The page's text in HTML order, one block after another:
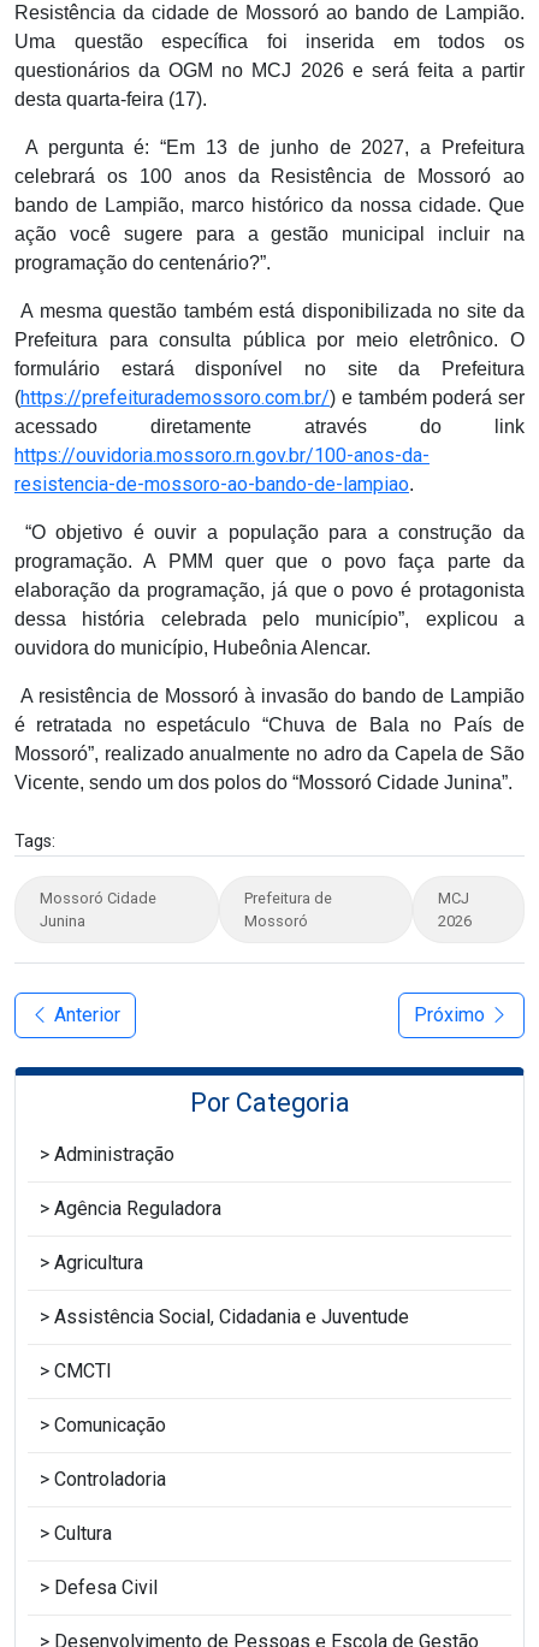
Resistência da cidade de Mossoró ao bando de Lampião.
Uma questão específica foi inserida em todos os
questionários da OGM no MCJ 2026 e será feita a partir
desta quarta-feira (17).
A pergunta é: “Em 13 de junho de 2027, a Prefeitura
celebrará os 100 anos da Resistência de Mossoró ao
bando de Lampião, marco histórico da nossa cidade. Que
ação você sugere para a gestão municipal incluir na
programação do centenário?”.
A mesma questão também está disponibilizada no site da
Prefeitura para consulta pública por meio eletrônico. O
formulário estará disponível no site da Prefeitura
(https://prefeiturademossoro.com.br/) e também poderá ser
acessado diretamente através do link
https://ouvidoria.mossoro.rn.gov.br/100-anos-da-
resistencia-de-mossoro-ao-bando-de-lampiao.
“O objetivo é ouvir a população para a construção da
programação. A PMM quer que o povo faça parte da
elaboração da programação, já que o povo é protagonista
dessa história celebrada pelo município”, explicou a
ouvidora do município, Hubeônia Alencar.
A resistência de Mossoró à invasão do bando de Lampião
é retratada no espetáculo “Chuva de Bala no País de
Mossoró”, realizado anualmente no adro da Capela de São
Vicente, sendo um dos polos do “Mossoró Cidade Junina”.
Tags:
Mossoró Cidade
Junina
Prefeitura de
Mossoró
MCJ
2026
Anterior Próximo
Por Categoria
Administração
Agência Reguladora
Agricultura
Assistência Social, Cidadania e Juventude
CMCTI
Comunicação
Controladoria
Cultura
Defesa Civil
Desenvolvimento de Pessoas e Escola de Gestão